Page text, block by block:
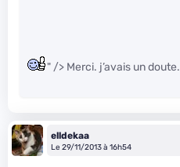
" /> Merci. j’avais un doute.
elldekaa
Le 29/11/2013 à 16h54